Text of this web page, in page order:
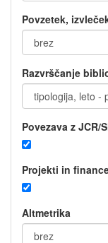
Povzetek,
Razvrščanje
Povezava z JCR/
Projekti in
Altmetrika